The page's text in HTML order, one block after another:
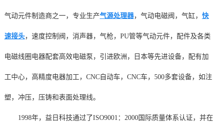
气动元件制造商之一，专业生产气源处理器，气动电磁阀，气缸， 快
速接头，速度控制阀，消声器，气枪，PU管等气动元件，配件及各类
电磁线圈电器配套高效电磁泵，引进欧洲，日本等先进设备，配有加
工中心，高精度电器加工，CNC自动车，CNC车，500多套设备，如注
塑，冲压，压铸和表面处理线。
1998年，益日科技通过了ISO9001：2000国际质量体系认证，并在